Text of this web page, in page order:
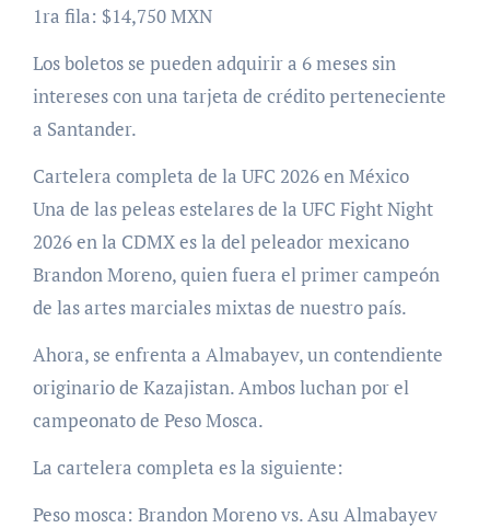
1ra fila: $14,750 MXN
Los boletos se pueden adquirir a 6 meses sin
intereses con una tarjeta de crédito perteneciente
a Santander.
Cartelera completa de la UFC 2026 en México
Una de las peleas estelares de la UFC Fight Night
2026 en la CDMX es la del peleador mexicano
Brandon Moreno, quien fuera el primer campeón
de las artes marciales mixtas de nuestro país.
Ahora, se enfrenta a Almabayev, un contendiente
originario de Kazajistan. Ambos luchan por el
campeonato de Peso Mosca.
La cartelera completa es la siguiente:
Peso mosca: Brandon Moreno vs. Asu Almabayev